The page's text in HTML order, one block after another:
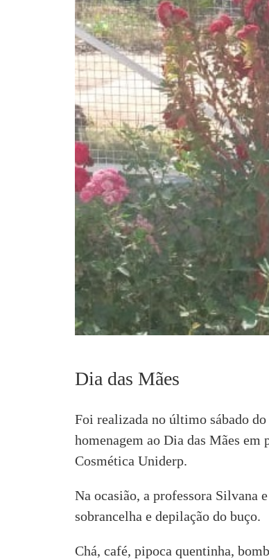
Dia das Mães
Foi realizada no último sábado
homenagem ao Dia das Mães
Cosmética Uniderp.
Na ocasião, a professora Silvana
sobrancelha e depilação do buço.
Chá, café, pipoca quentinha,